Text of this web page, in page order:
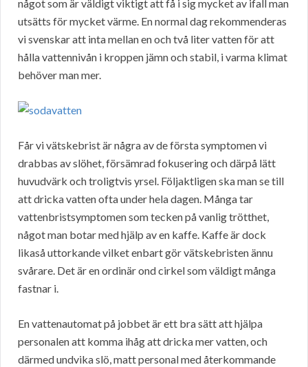
något som är väldigt viktigt att få i sig mycket av ifall man
utsätts för mycket värme. En normal dag rekommenderas
vi svenskar att inta mellan en och två liter vatten för att
hålla vattennivån i kroppen jämn och stabil, i varma klimat
behöver man mer.
Får vi vätskebrist är några av de första symptomen vi
drabbas av slöhet, försämrad fokusering och därpå lätt
huvudvärk och troligtvis yrsel. Följaktligen ska man se till
att dricka vatten ofta under hela dagen. Många tar
vattenbristsymptomen som tecken på vanlig trötthet,
något man botar med hjälp av en kaffe. Kaffe är dock
likaså uttorkande vilket enbart gör vätskebristen ännu
svårare. Det är en ordinär ond cirkel som väldigt många
fastnar i.
En vattenautomat på jobbet är ett bra sätt att hjälpa
personalen att komma ihåg att dricka mer vatten, och
därmed undvika slö, matt personal med återkommande